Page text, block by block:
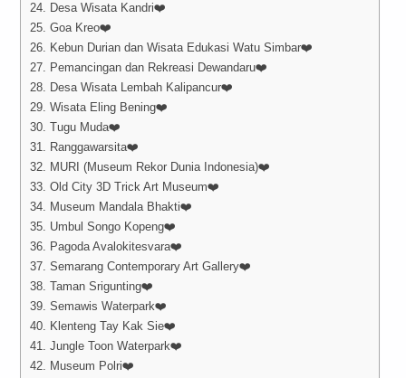
24. Desa Wisata Kandri❤️
25. Goa Kreo❤️
26. Kebun Durian dan Wisata Edukasi Watu Simbar❤️
27. Pemancingan dan Rekreasi Dewandaru❤️
28. Desa Wisata Lembah Kalipancur❤️
29. Wisata Eling Bening❤️
30. Tugu Muda❤️
31. Ranggawarsita❤️
32. MURI (Museum Rekor Dunia Indonesia)❤️
33. Old City 3D Trick Art Museum❤️
34. Museum Mandala Bhakti❤️
35. Umbul Songo Kopeng❤️
36. Pagoda Avalokitesvara❤️
37. Semarang Contemporary Art Gallery❤️
38. Taman Srigunting❤️
39. Semawis Waterpark❤️
40. Klenteng Tay Kak Sie❤️
41. Jungle Toon Waterpark❤️
42. Museum Polri❤️